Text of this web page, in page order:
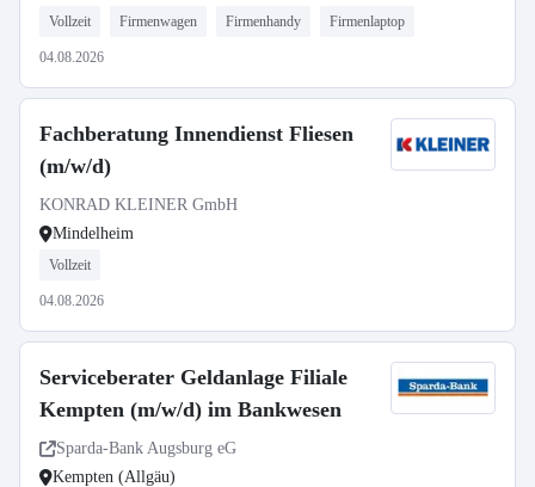
Vollzeit Firmenwagen Firmenhandy Firmenlaptop
04.08.2026
Fachberatung Innendienst Fliesen
(m/w/d)
KONRAD KLEINER GmbH
Mindelheim
Vollzeit
04.08.2026
Serviceberater Geldanlage Filiale
Kempten (m/w/d) im Bankwesen
Sparda-Bank Augsburg eG
Kempten (Allgäu)